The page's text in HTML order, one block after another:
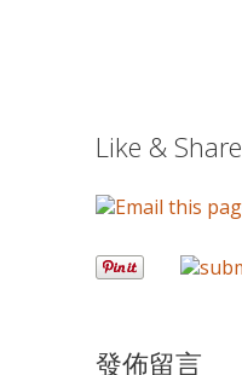
Like & Share
發佈留言